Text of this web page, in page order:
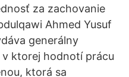
za zachovanie
Ahmed Yusuf
generálny
ktorej hodnotí prácu
ktorá sa